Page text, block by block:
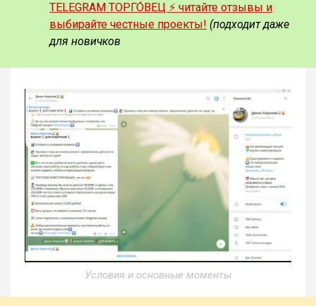
TELEGRAM ТОРГО́ВЕЦ ⚡️ читайте отзывы и
выбирайте честные проекты! (подходит даже
для новичков
Условия и основные моменты